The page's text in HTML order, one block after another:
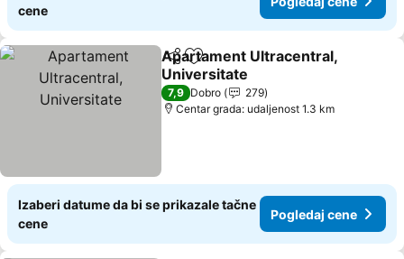
cene
Deli Dodati u favorite
Apartament Ultracentral,
Universitate
Pogledaj cene
7,9 Dobro
279
Centar grada: udaljenost 1.3 km
Izaberi datume da bi se prikazale tačne
cene
Pogledaj cene